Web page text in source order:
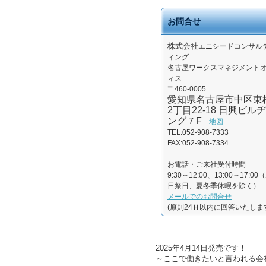
お問合せ
株式会社エニシードコンサル
ィング
名古屋ワークスマネジメント
ィス
〒460-0005
愛知県名古屋市中区東
2丁目22-18 日興ビルヂ
ング７F
地図
TEL:052-908-7333
FAX:052-908-7334
お電話・ご来社受付時間
9:30～12:00、13:00～17:00（
日祭日、夏冬季休暇を除く）
メールでのお問合せ
(原則24Ｈ以内に回答いたしま
2025年4月14日発売です！
～ここで働きたいと言われる会